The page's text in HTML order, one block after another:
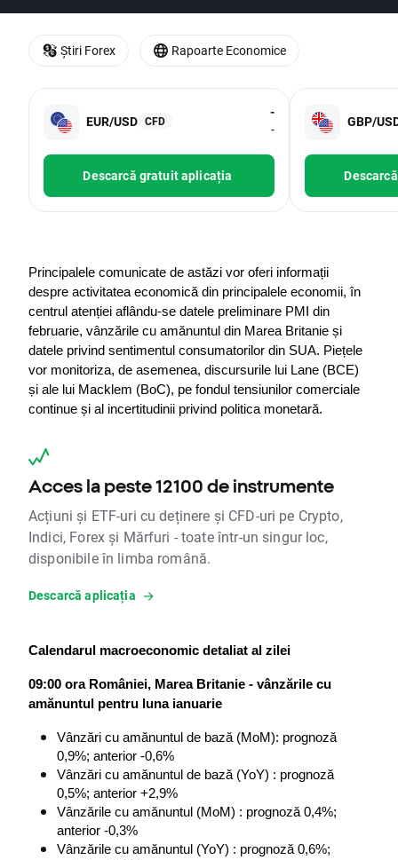
EUR/USD CFD
-
-
Descarcă gratuit aplicația
GBP/
Principalele comunicate de astăzi vor oferi informații
despre activitatea economică din principalele economii, în
centrul atenției aflându-se datele preliminare PMI din
februarie, vânzările cu amănuntul din Marea Britanie și
datele privind sentimentul consumatorilor din SUA. Piețele
vor monitoriza, de asemenea, discursurile lui Lane (BCE)
și ale lui Macklem (BoC), pe fondul tensiunilor comerciale
continue și al incertitudinii privind politica monetară.
Acces la peste 12100 de instrumente
Acțiuni și ETF-uri cu deținere și CFD-uri pe Crypto,
Indici, Forex și Mărfuri - toate într-un singur loc,
disponibile în limba română.
Descarcă aplicația
Calendarul macroeconomic detaliat al zilei
09:00 ora României, Marea Britanie - vânzările cu
amănuntul pentru luna ianuarie
Vânzări cu amănuntul de bază (MoM): prognoză
0,9%; anterior -0,6%
Vânzări cu amănuntul de bază (YoY) : prognoză
0,5%; anterior +2,9%
Vânzările cu amănuntul (MoM) : prognoză 0,4%;
anterior -0,3%
Vânzările cu amănuntul (YoY) : prognoză 0,6%;
Știri Forex Rapoarte Economice